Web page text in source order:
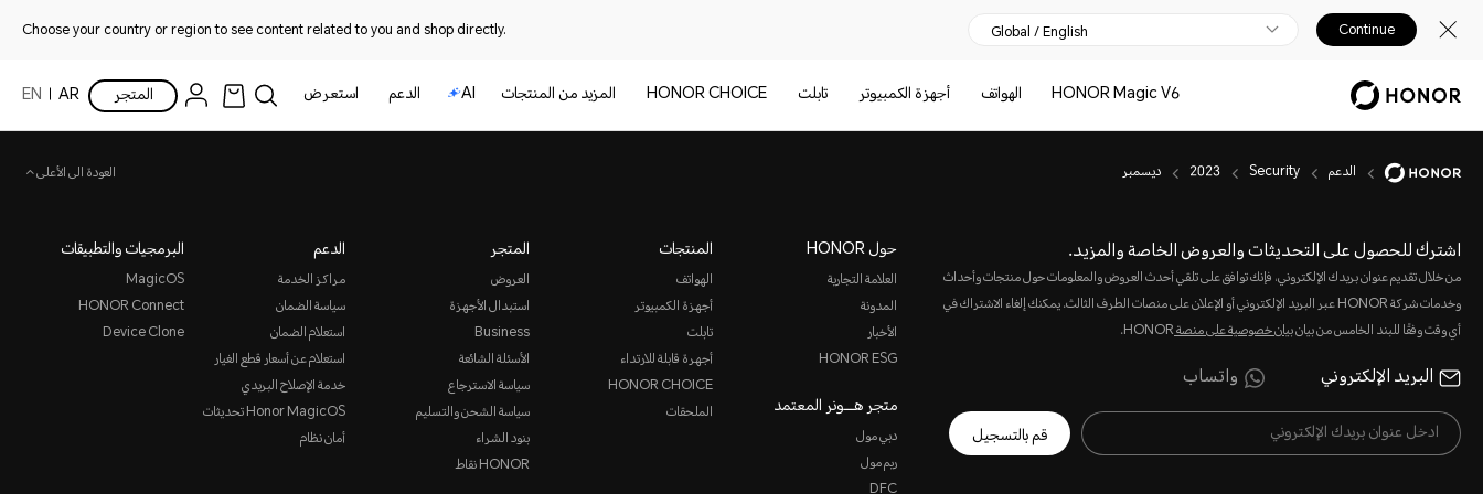
Choose your country or region to see content related to you and shop directly. Global / English Continue
HONOR Magic V6 الهواتف أجهزة الكمبيوتر تابلت HONOR CHOICE المزيد من المنتجات AI الدعم استعرض المتجر AR
EN
الدعم Security
2023 ديسمبر العودة الى الأعلى
اشترك للحصول على التحديثات والعروض الخاصة والمزيد.
من خلال تقديم عنوان بريدك الإلكتروني، فإنك توافق على تلقي أحدث العروض والمعلومات حول منتجات وأحداث
وخدمات شركة HONOR عبر البريد الإلكتروني أو الإعلان على منصات الطرف الثالث. يمكنك إلغاء الاشتراك في
أي وقت وفقًا للبند الخامس من بيانبيان خصوصية على منصةHONOR.
البريد الإلكتروني واتساب
قم بالتسجيل
حول HONOR
العلامة التجارية
المدونة
الأخبار
HONOR ESG
متجر هـــونر المعتمد
دبي مول
ريم مول
المنتجات
الهواتف
أجهزة الكمبيوتر
تابلت
أجهرة قابلة للارتداء
HONOR CHOICE
الملحقات
المتجر
العروض
استبدال الأجهزة
Business
الأسئلة الشائعة
سياسة الاسترجاع
سياسة الشحن والتسليم
بنود الشراء
HONOR نقاط
الدعم
مراكز الخدمة
سياسة الضمان
استعلام الضمان
استعلام عن أسعار قطع الغيار
خدمة الإصلاح البريدي
Honor MagicOS تحديثات
أمان نظام
البرمجيات والتطبيقات
MagicOS
HONOR Connect
Device Clone